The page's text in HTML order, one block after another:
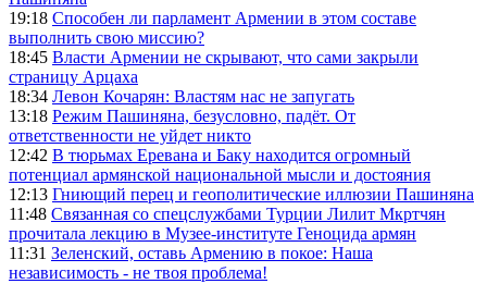
19:18 Способен ли парламент Армении в этом составе
выполнить свою миссию?
18:45 Власти Армении не скрывают, что сами закрыли
страницу Арцаха
18:34 Левон Кочарян: Властям нас не запугать
13:18 Режим Пашиняна, безусловно, падёт. От
ответственности не уйдет никто
12:42 В тюрьмах Еревана и Баку находится огромный
потенциал армянской национальной мысли и достояния
12:13 Гниющий перец и геополитические иллюзии Пашиняна
11:48 Связанная со спецслужбами Турции Лилит Мкртчян
прочитала лекцию в Музее-институте Геноцида армян
11:31 Зеленский, оставь Армению в покое: Наша
независимость - не твоя проблема!